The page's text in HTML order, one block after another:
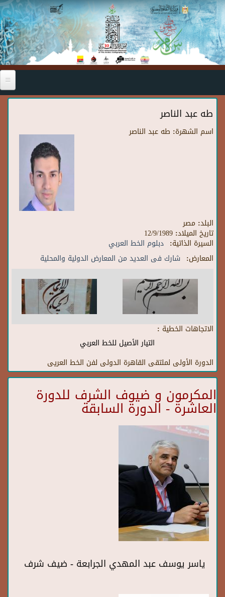
Skip to main content
طه عبد الناصر
اسم الشهرة: طه عبد الناصر
البلد: مصر
تاريخ الميلاد: 12/9/1989
السيرة الذاتية: دبلوم الخط العربي
المعارض: شارك فى العديد من المعارض الدولية والمحلية
الاتجاهات الخطية :
التيار الأصيل للخط العربي
الدورة الأولى لملتقى القاهرة الدولى لفن الخط العريى
المكرمون و ضيوف الشرف للدورة
العاشرة - الدورة السابقة
ياسر يوسف عبد المهدي الجرابعة - ضيف شرف